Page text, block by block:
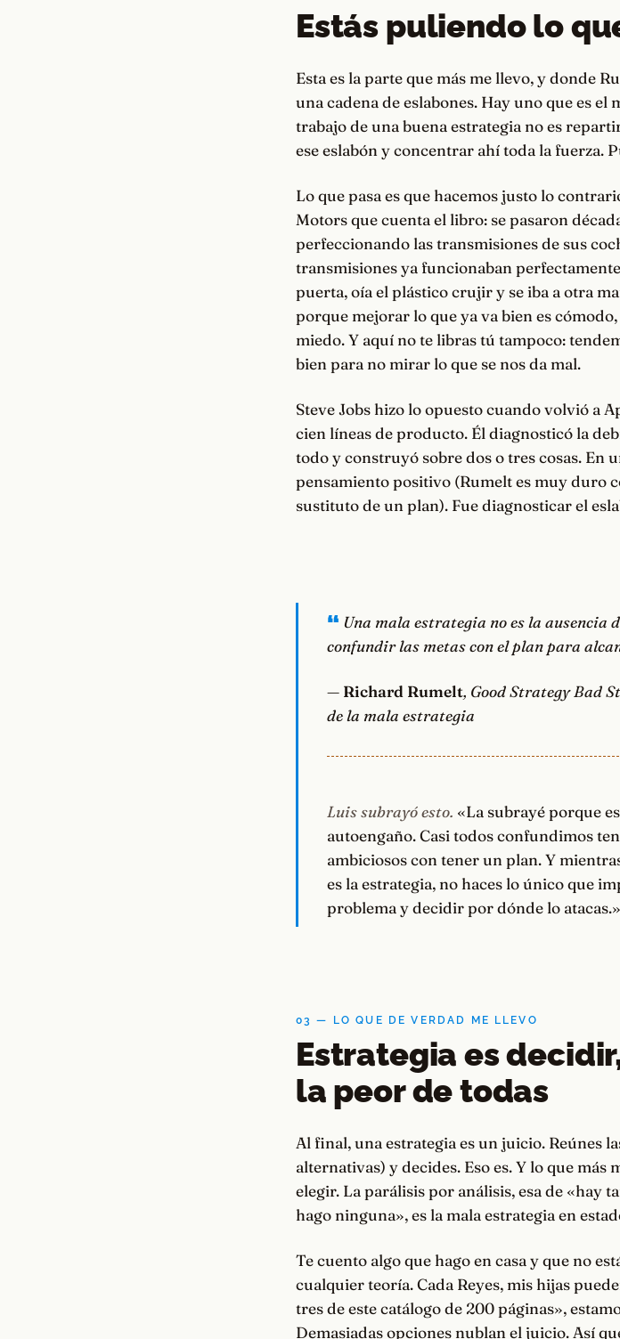
Estás puliendo lo
Esta es la parte que más me llevo, y donde
una cadena de eslabones. Hay uno que es el
trabajo de una buena estrategia no es
ese eslabón y concentrar ahí toda la fuerza.
Lo que pasa es que hacemos justo lo
Motors que cuenta el libro: se pasaron
perfeccionando las transmisiones de sus
transmisiones ya funcionaban
puerta, oía el plástico crujir y se iba a otra
porque mejorar lo que ya va bien es
miedo. Y aquí no te libras tú tampoco:
bien para no mirar lo que se nos da mal.
Steve Jobs hizo lo opuesto cuando volvió a
cien líneas de producto. Él diagnosticó la
todo y construyó sobre dos o tres cosas. En
pensamiento positivo (Rumelt es muy duro
sustituto de un plan). Fue diagnosticar el
Una mala estrategia no es la ausencia
confundir las metas con el plan para
— Richard Rumelt, Good Strategy Bad
de la mala estrategia
Luis subrayó esto. «La subrayé porque
autoengaño. Casi todos confundimos
ambiciosos con tener un plan. Y
es la estrategia, no haces lo único que
problema y decidir por dónde lo atacas.»
03 — LO QUE DE VERDAD ME LLEVO
Estrategia es
la peor de todas
Al final, una estrategia es un juicio. Reúnes
alternativas) y decides. Eso es. Y lo que más
elegir. La parálisis por análisis, esa de «hay
hago ninguna», es la mala estrategia en
Te cuento algo que hago en casa y que no
cualquier teoría. Cada Reyes, mis hijas
tres de este catálogo de 200 páginas»,
Demasiadas opciones nublan el juicio. Así